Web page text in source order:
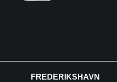
FREDERIKSHAVN